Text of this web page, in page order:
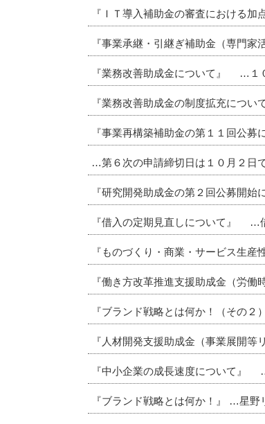
『ＩＴ導入補助金の審査における
『事業承継・引継ぎ補助金（専門
『業務改善助成金について』 …１
『業務改善助成金の制度拡充につ
『事業再構築補助金の第１１回公
…第６次の申請締切日は１０月２日で
『研究開発助成金の第２回公募開
『借入の定期見直しについて』 …
『ものづくり・商業・サービス生
『働き方改革推進支援助成金（労
『ブランド戦略とは何か！（その
『人材開発支援助成金（事業展開
『中小企業の成長速度について』
『ブランド戦略とは何か！』 …星野